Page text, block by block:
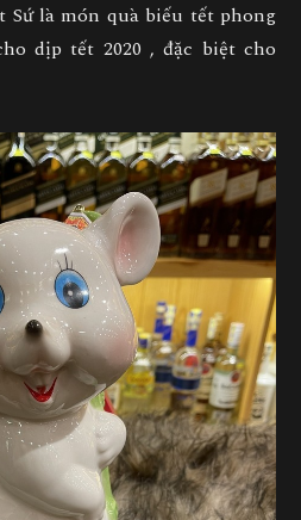
Sứlà món quà biếu tết phong
dịp tết 2020 , đặc biệt cho